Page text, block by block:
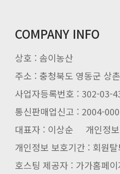
COMPANY INFO
상호 : 솜이농산
주소 : 충청북도 영동군 상
사업자등록번호 : 302-03-
통신판매업신고 : 2004-
대표자 : 이상순 개인정보
개인정보 보호기간 : 회원탈
호스팅 제공자 : 가가홈페